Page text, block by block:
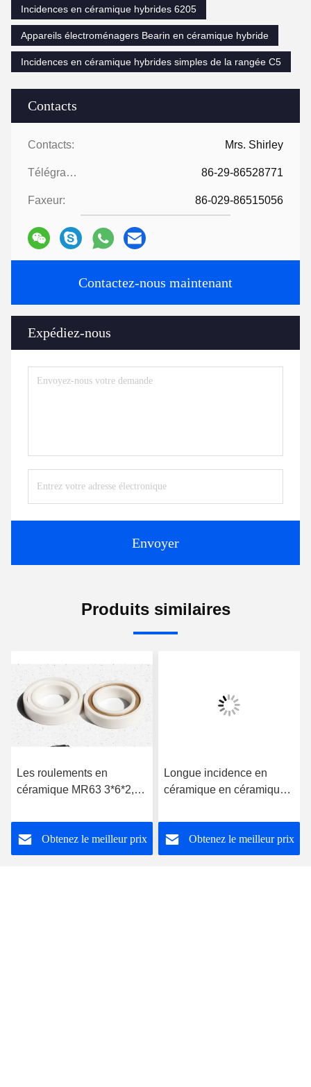
Contacts
Contacts: Mrs. Shirley
Télégramme: 86-29-86528771
Faxeur: 86-029-86515056
Contactez-nous maintenant
Expédiez-nous
Envoyer
Incidences en céramique hybrides 6205
Appareils électroménagers Bearin en céramique hybride
Incidences en céramique hybrides simples de la rangée C5
Produits similaires
Les roulements en
céramique MR63 3*6*2,5
rangée
Obtenez le meilleur prix
Longue incidence en
céramique en céramique
des incidences 10 de la
rotation R188
Obtenez le meilleur prix